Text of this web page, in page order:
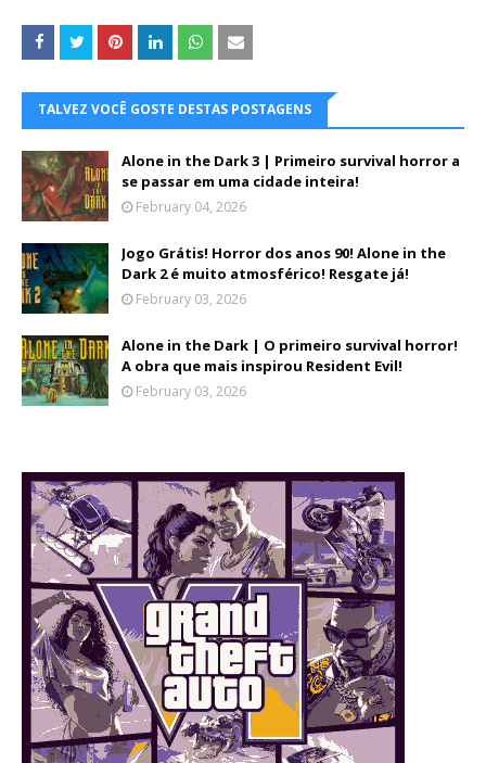
TALVEZ VOCÊ GOSTE DESTAS POSTAGENS
Alone in the Dark 3 | Primeiro survival horror a
se passar em uma cidade inteira!
February 04, 2026
Jogo Grátis! Horror dos anos 90! Alone in the
Dark 2 é muito atmosférico! Resgate já!
February 03, 2026
Alone in the Dark | O primeiro survival horror!
A obra que mais inspirou Resident Evil!
February 03, 2026